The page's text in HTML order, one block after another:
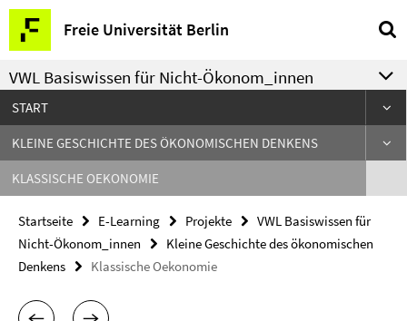
Springe
direkt
zu
Inhalt
Freie Universität Berlin
Service-
Navigation
VWL Basiswissen für Nicht-Ökonom_innen
START
KLEINE GESCHICHTE DES ÖKONOMISCHEN DENKENS
KLASSISCHE OEKONOMIE
Startseite E-Learning Projekte
VWL Basiswissen für
Nicht-Ökonom_innen
Kleine Geschichte des ökonomischen
Denkens
Klassische Oekonomie